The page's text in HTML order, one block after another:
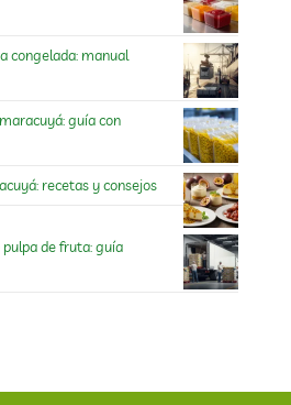
congelada: manual
guía con
recetas y consejos
de fruta: guía